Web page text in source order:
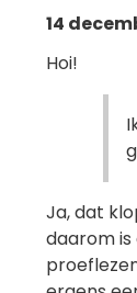
14
Hoi!
Ja, dat
daarom